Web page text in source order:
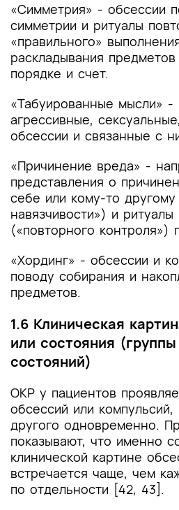
«Симметрия» - обсессии
симметрии и ритуалы
«правильного»
раскладывания
порядке и счет.
«Табуированные мысли»
агрессивные,
обсессии и связанные с
«Причинение вреда» -
представления о
себе или кому-то
навязчивости») и
(«повторного контроля»)
«Хординг» - обсессии и
поводу собирания и
предметов.
1.6 Клиническая
или состояния
состояний)
ОКР у пациентов
обсессий или компульсий,
другого одновременно.
показывают, что именно
клинической картине
встречается чаще, чем
по отдельности [42, 43].